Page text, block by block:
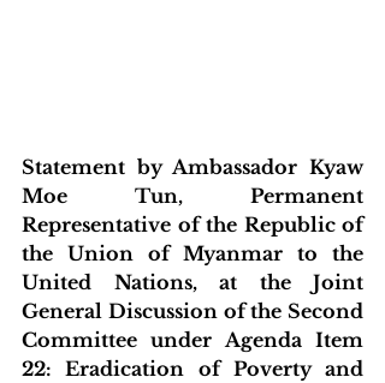
Statement by Ambassador Kyaw
Moe Tun, Permanent
Representative of the Republic of
the Union of Myanmar to the
United Nations, at the Joint
General Discussion of the Second
Committee under Agenda Item
22: Eradication of Poverty and